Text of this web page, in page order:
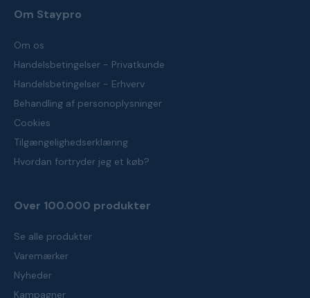
Om Staypro
Om os
Handelsbetingelser - Privatkunde
Handelsbetingelser - Erhverv
Behandling af personoplysninger
Cookies
Tilgængelighedserklæring
Hvordan fortryder jeg et køb?
Over 100.000 produkter
Se alle produkter
Varemærker
Nyheder
Kampagner